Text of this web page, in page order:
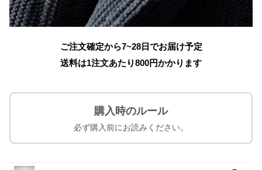
ご注文確定から7~28日でお届け予定
送料は1注文あたり800円かかります
購入時のルール
必ず購入前にお読みください。